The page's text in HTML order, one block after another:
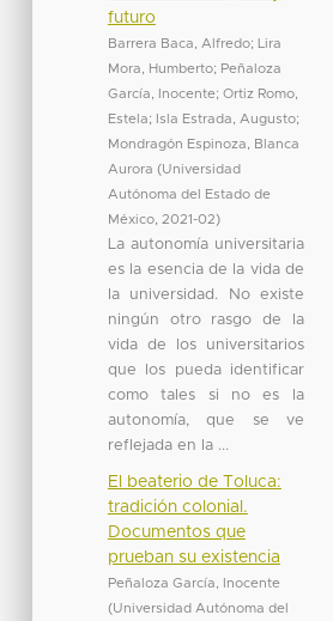
futuro
Barrera Baca, Alfredo;
Lira
Mora, Humberto; Peñaloza
García, Inocente; Ortiz Romo,
Estela; Isla Estrada, Augusto;
Mondragón Espinoza, Blanca
Aurora (Universidad
Autónoma del Estado de
México, 2021-02)
La autonomía universitaria
es la esencia de la vida de
la universidad. No existe
ningún otro rasgo de la
vida de los universitarios
que los pueda identificar
como tales si no es la
autonomía, que se ve
reflejada en la ...
El beaterio de Toluca:
tradición colonial.
Documentos que
prueban su existencia
Peñaloza García, Inocente
(Universidad Autónoma del